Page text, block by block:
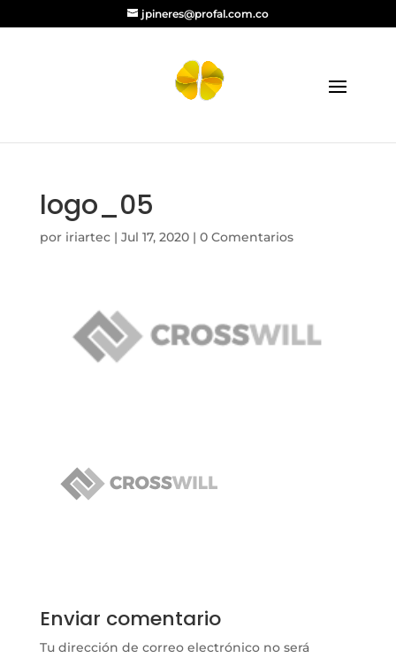
jpineres@profal.com.co
logo_05
por iriartec| Jul 17, 2020| 0 Comentarios
Enviar comentario
Tu dirección de correo electrónico no será